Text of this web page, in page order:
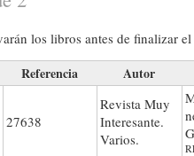
los libros antes de finalizar
Referencia Autor
27638
Revista Muy
Interesante.
Varios.